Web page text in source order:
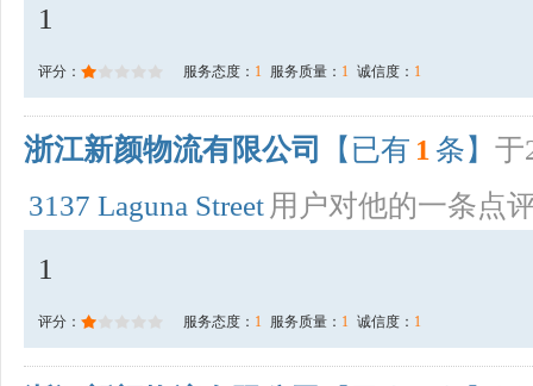
1
评分： 服务态度： 1 服务质量： 1 诚信度： 1
浙江新颜物流有限公司 【已有 1 条】 于
3137 Laguna Street 用户对他的一条点
1
评分： 服务态度： 1 服务质量： 1 诚信度： 1